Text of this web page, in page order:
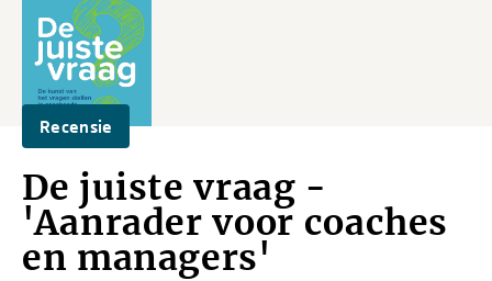
Recensie
De juiste vraag -
'Aanrader voor coaches
en managers'